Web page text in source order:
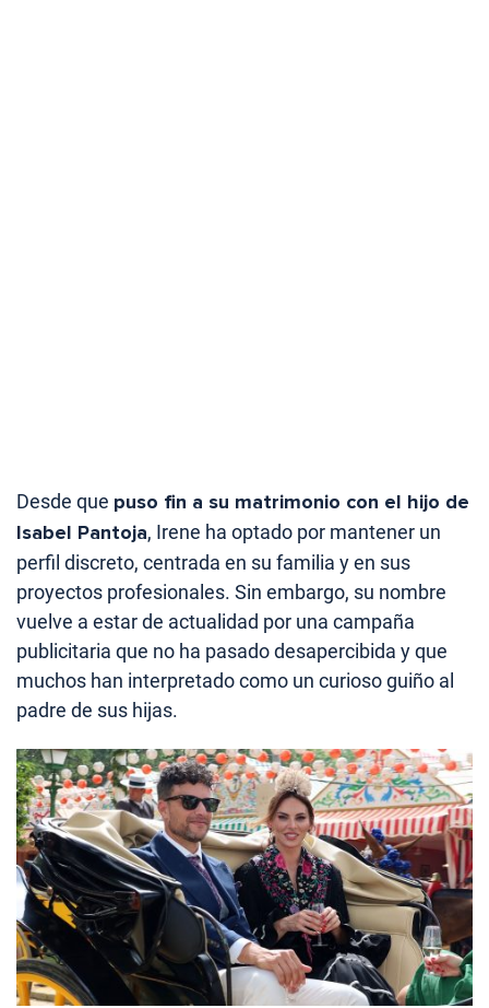
Desde que puso fin a su matrimonio con el hijo de
Isabel Pantoja, Irene ha optado por mantener un
perfil discreto, centrada en su familia y en sus
proyectos profesionales. Sin embargo, su nombre
vuelve a estar de actualidad por una campaña
publicitaria que no ha pasado desapercibida y que
muchos han interpretado como un curioso guiño al
padre de sus hijas.